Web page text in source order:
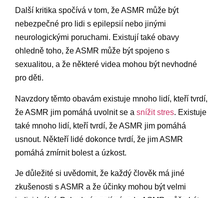
Další kritika spočívá v tom, že ASMR může být
nebezpečné pro lidi s epilepsií nebo jinými
neurologickými poruchami. Existují také obavy
ohledně toho, že ASMR může být spojeno s
sexualitou, a že některé videa mohou být nevhodné
pro děti.
Navzdory těmto obavám existuje mnoho lidí, kteří tvrdí,
že ASMR jim pomáhá uvolnit se a snížit stres. Existuje
také mnoho lidí, kteří tvrdí, že ASMR jim pomáhá
usnout. Někteří lidé dokonce tvrdí, že jim ASMR
pomáhá zmírnit bolest a úzkost.
Je důležité si uvědomit, že každý člověk má jiné
zkušenosti s ASMR a že účinky mohou být velmi